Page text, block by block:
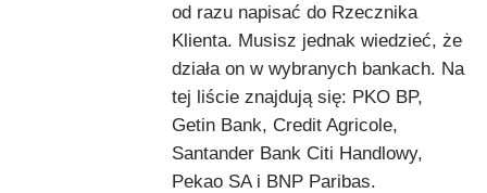
od razu napisać do Rzecznika
Klienta. Musisz jednak wiedzieć, że
działa on w wybranych bankach. Na
tej liście znajdują się: PKO BP,
Getin Bank, Credit Agricole,
Santander Bank Citi Handlowy,
Pekao SA i BNP Paribas.